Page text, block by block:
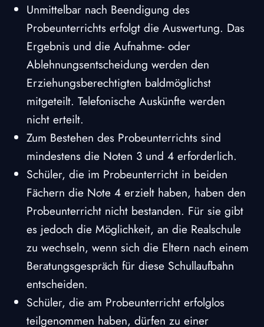
Unmittelbar nach Beendigung des
Probeunterrichts erfolgt die Auswertung. Das
Ergebnis und die Aufnahme- oder
Ablehnungsentscheidung werden den
Erziehungsberechtigten baldmöglichst
mitgeteilt. Telefonische Auskünfte werden
nicht erteilt.
Zum Bestehen des Probeunterrichts sind
mindestens die Noten 3 und 4 erforderlich.
Schüler, die im Probeunterricht in beiden
Fächern die Note 4 erzielt haben, haben den
Probeunterricht nicht bestanden. Für sie gibt
es jedoch die Möglichkeit, an die Realschule
zu wechseln, wenn sich die Eltern nach einem
Beratungsgespräch für diese Schullaufbahn
entscheiden.
Schüler, die am Probeunterricht erfolglos
teilgenommen haben, dürfen zu einer